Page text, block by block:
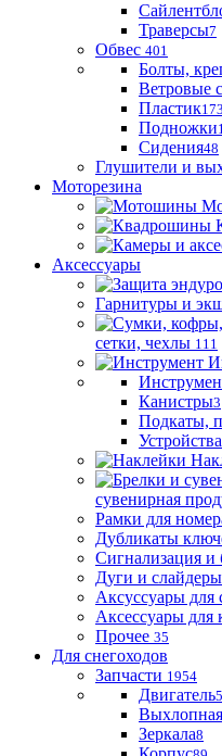
Траверсы7
Обвес 401
Болты,
Ветровые
Пластик173
Подножки
Сидения48
Глушители и
Моторезина
Аксессуары
Гарнитуры и
сетки, чехлы 111
Канистры3
Подкаты,
сувенирная
Рамки для
Дубликаты
Сигнализация и
Дуги и слайдеры
Аксуссуары для
Аксессуары для
Прочее 35
Для снегоходов
Запчасти 1954
Двигатель
Зеркала8